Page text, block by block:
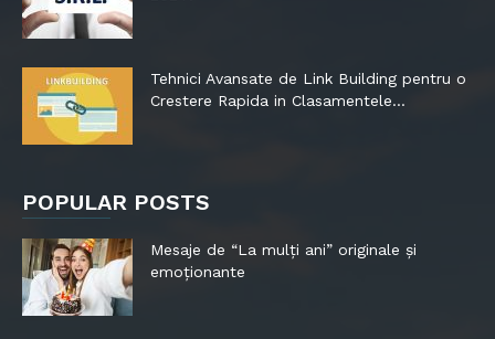
Tehnici Avansate de Link Building pentru o
Crestere Rapida in Clasamentele...
POPULAR POSTS
Mesaje de “La mulți ani” originale și
emoționante